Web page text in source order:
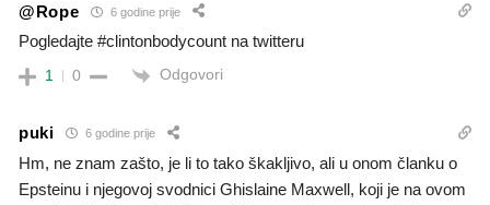
@Rope 6 godine prije
Pogledajte #clintonbodycount na twitteru
1 0 Odgovori
puki 6 godine prije
Hm, ne znam zašto, je li to tako škakljivo, ali u onom članku o
Epsteinu i njegovoj svodnici Ghislaine Maxwell, koji je na ovom